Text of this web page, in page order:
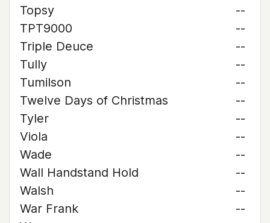
Topsy
--
TPT9000
--
Triple Deuce
--
Tully
--
Tumilson
--
Twelve Days of Christmas
--
Tyler
--
Viola
--
Wade
--
Wall Handstand Hold
--
Walsh
--
War Frank
--